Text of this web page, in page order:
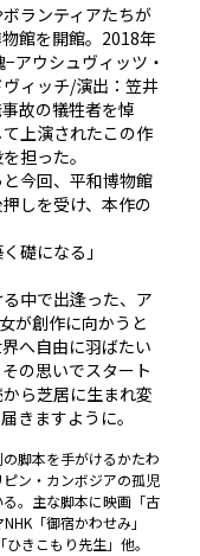
ランティアたちが
館を開館。2018年
アウシュヴィッツ・
ィッチ/演出：笠井
故の犠牲者を悼
上演されたこの作
担った。
今回、平和博物館
しを受け、本作の
礎になる」
中で出逢った、ア
が創作に向かうと
へ自由に羽ばたい
の思いでスタート
ら芝居に生まれ変
きますように。
脚本を手がけるかたわ
ン・カンボジアの孤児
。主な脚本に映画「古
「御宿かわせみ」
きこもり先生」他。